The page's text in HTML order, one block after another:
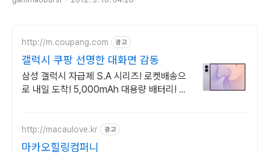
http://m.coupang.com 광고
갤럭시 쿠팡 선명한 대화면 감동
삼성 갤럭시 자급제 S.A 시리즈! 로켓배송으
로 내일 도착! 5,000mAh 대용량 배터리! 방
http://macaulove.kr 광고
마카오힐링컴퍼니